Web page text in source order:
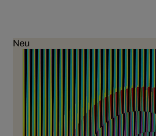
Neu